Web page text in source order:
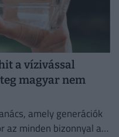
a vízivással
magyar nem
amely generációk
az minden bizonnyal a